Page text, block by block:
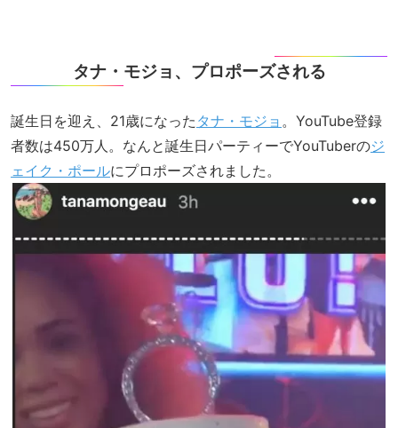
タナ・モジョ、プロポーズされる
誕生日を迎え、21歳になった タナ・モジョ 。YouTube登録
者数は450万人。なんと誕生日パーティーでYouTuberのジ
ェイク・ポールにプロポーズされました。